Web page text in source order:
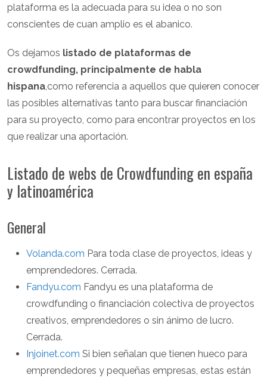
plataforma es la adecuada para su idea o no son
conscientes de cuan amplio es el abanico.
Os dejamos listado de plataformas de
crowdfunding, principalmente de habla
hispana,como referencia a aquellos que quieren conocer
las posibles alternativas tanto para buscar financiación
para su proyecto, como para encontrar proyectos en los
que realizar una aportación.
Listado de webs de Crowdfunding en españa
y latinoamérica
General
Volanda.com Para toda clase de proyectos, ideas y
emprendedores. Cerrada.
Fandyu.com Fandyu es una plataforma de
crowdfunding o financiación colectiva de proyectos
creativos, emprendedores o sin ánimo de lucro.
Cerrada.
Injoinet.com Si bien señalan que tienen hueco para
emprendedores y pequeñas empresas, estas están